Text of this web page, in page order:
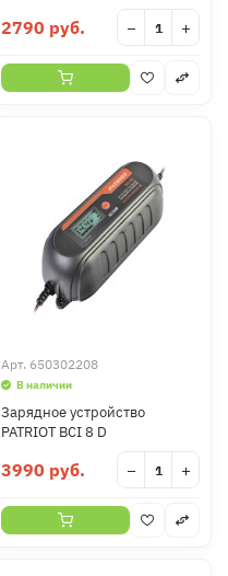
2790 руб. − +
Арт. 650302208
В наличии
Зарядное устройство
PATRIOT BCI 8 D
3990 руб. − +